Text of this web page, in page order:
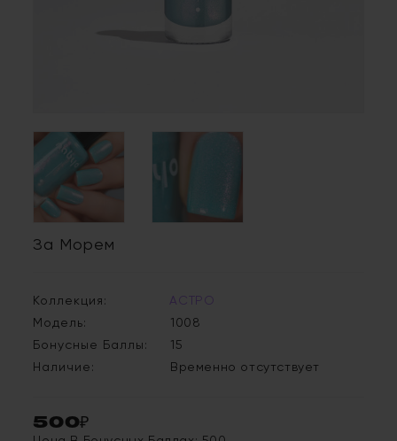
За Морем
Коллекция:
АСТРО
Модель:
1008
Бонусные Баллы:
15
Наличие:
Временно отсутствует
500₽